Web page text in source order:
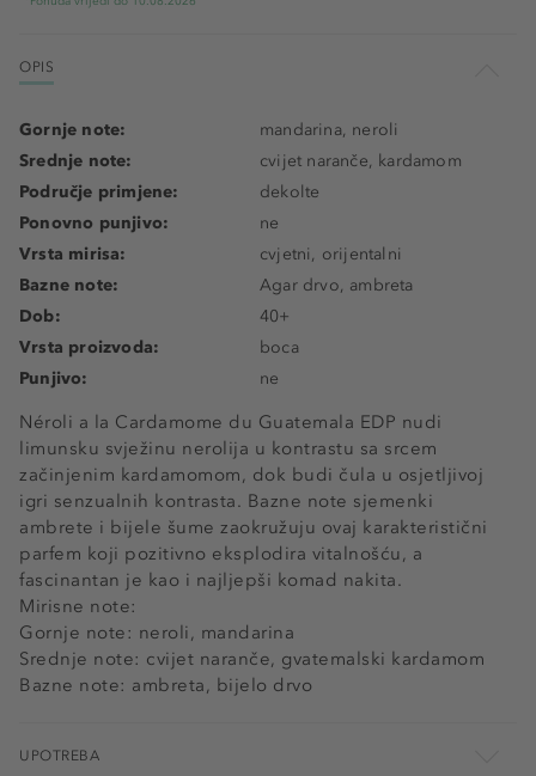
OPIS
Néroli a la Cardamome du Guatemala EDP nudi
limunsku svježinu nerolija u kontrastu sa srcem
začinjenim kardamomom, dok budi čula u osjetljivoj
igri senzualnih kontrasta. Bazne note sjemenki
ambrete i bijele šume zaokružuju ovaj karakteristični
parfem koji pozitivno eksplodira vitalnošću, a
fascinantan je kao i najljepši komad nakita.
Mirisne note:
Gornje note: neroli, mandarina
Srednje note: cvijet naranče, gvatemalski kardamom
Bazne note: ambreta, bijelo drvo
Gornje note:
mandarina, neroli
Srednje note:
cvijet naranče, kardamom
Područje primjene:
dekolte
Ponovno punjivo:
ne
Vrsta mirisa:
cvjetni, orijentalni
Bazne note:
Agar drvo, ambreta
Dob:
40+
Vrsta proizvoda:
boca
Punjivo:
ne
UPOTREBA